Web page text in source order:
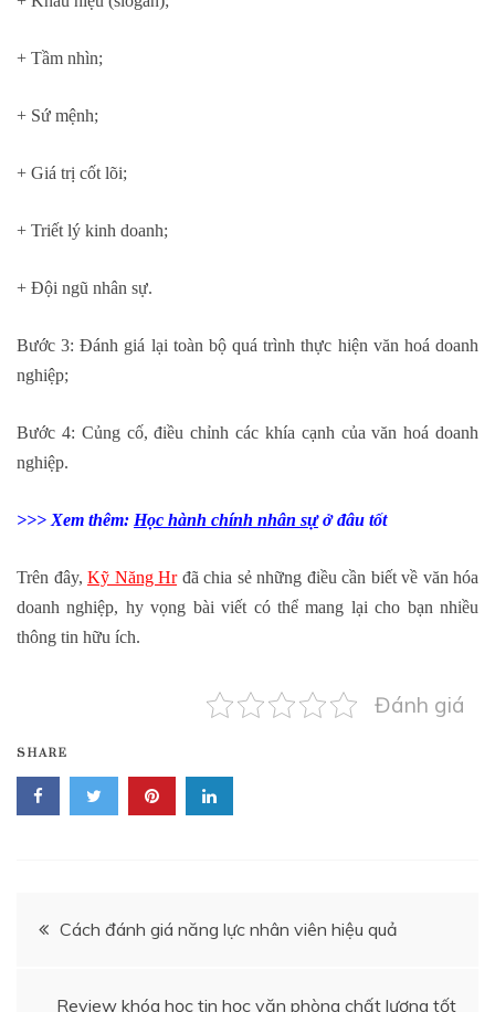
+ Tầm nhìn;
+ Sứ mệnh;
+ Giá trị cốt lõi;
+ Triết lý kinh doanh;
+ Đội ngũ nhân sự.
Bước 3: Đánh giá lại toàn bộ quá trình thực hiện văn hoá doanh
nghiệp;
Bước 4: Củng cố, điều chỉnh các khía cạnh của văn hoá doanh
nghiệp.
>>> Xem thêm: Học hành chính nhân sựở đâu tốt
Trên đây, Kỹ Năng Hrđã chia sẻ những điều cần biết về văn hóa
doanh nghiệp, hy vọng bài viết có thể mang lại cho bạn nhiều
thông tin hữu ích.
Đánh giá
SHARE
Điều
Cách đánh giá năng lực nhân viên hiệu quả
Review khóa học tin học văn phòng chất lượng tốt